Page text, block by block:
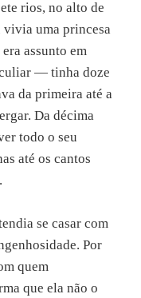
rios, no alto de
vivia uma princesa
assunto em
— tinha doze
da primeira até a
Da décima
todo o seu
até os cantos
se casar com
Por
quem
que ela não o